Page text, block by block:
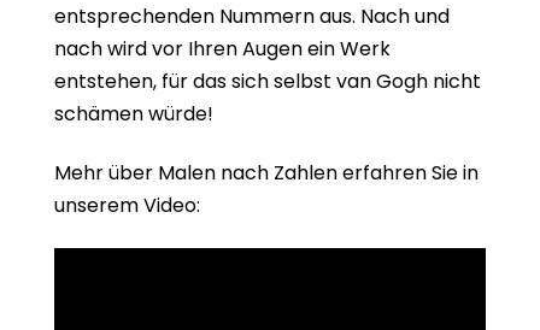
entsprechenden Nummern aus. Nach und
nach wird vor Ihren Augen ein Werk
entstehen, für das sich selbst van Gogh nicht
schämen würde!
Mehr über Malen nach Zahlen erfahren Sie in
unserem Video: